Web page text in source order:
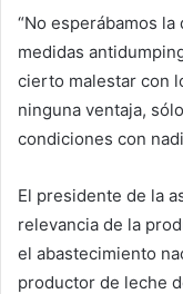
“No esperábamos
medidas
cierto malestar con
ninguna ventaja,
condiciones con
El presidente de la
relevancia de la
el abastecimiento
productor de leche